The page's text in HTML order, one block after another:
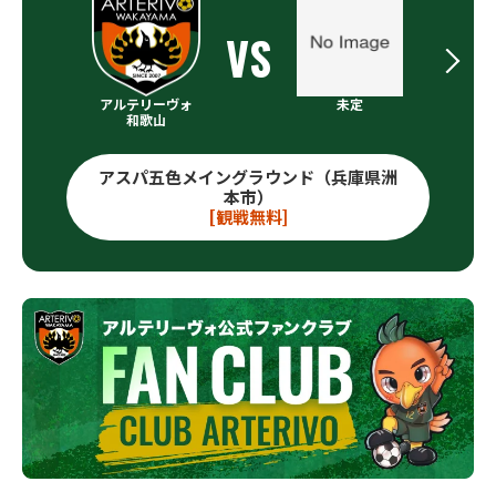
アルテリーヴォ
和歌山
VS
未定
アスパ五色メイングラウンド（兵庫県洲
本市）
[観戦無料]